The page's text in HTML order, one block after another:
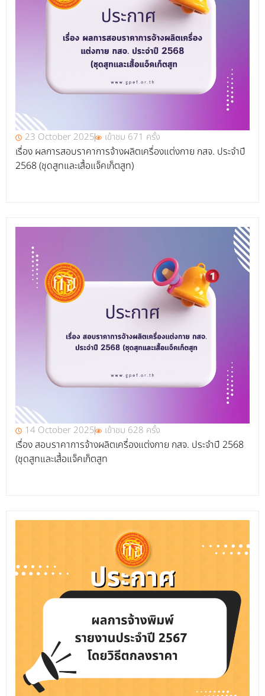
23 October 2025 เข้าชม 671 ครั้ง
เรื่อง ผลการสอบราคาการจ้างผลิตเครื่องแต่งกาย กสจ. ประจำปี
2568 (ชุดสูทและเสื้อแจ็คเก็ตสูท)
14 October 2025 เข้าชม 628 ครั้ง
เรื่อง สอบราคาการจ้างผลิตเครื่องแต่งกาย กสจ. ประจำปี 2568
(ชุดสูทและเสื้อแจ็คเก็ตสูท